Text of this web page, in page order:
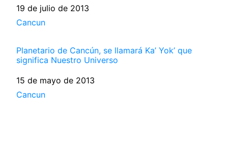
Fecha
19 de julio de 2013
Respecto a
Cancun
Planetario de Cancún, se llamará Ka’ Yok’ que
significa Nuestro Universo
Fecha
15 de mayo de 2013
Respecto a
Cancun